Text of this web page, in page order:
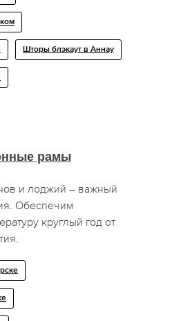
Шторы блэкаут в Аннау
рамы
и лоджий – важный
Обеспечим
круглый год от